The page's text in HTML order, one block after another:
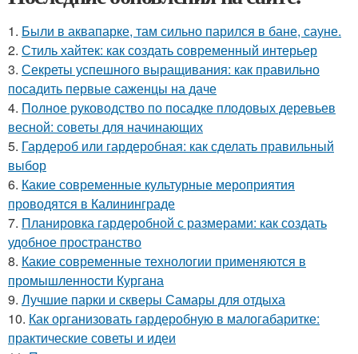
1. Были в аквапарке, там сильно парился в бане, сауне.
2. Стиль хайтек: как создать современный интерьер
3. Секреты успешного выращивания: как правильно
посадить первые саженцы на даче
4. Полное руководство по посадке плодовых деревьев
весной: советы для начинающих
5. Гардероб или гардеробная: как сделать правильный
выбор
6. Какие современные культурные мероприятия
проводятся в Калининграде
7. Планировка гардеробной с размерами: как создать
удобное пространство
8. Какие современные технологии применяются в
промышленности Кургана
9. Лучшие парки и скверы Самары для отдыха
10. Как организовать гардеробную в малогабаритке:
практические советы и идеи